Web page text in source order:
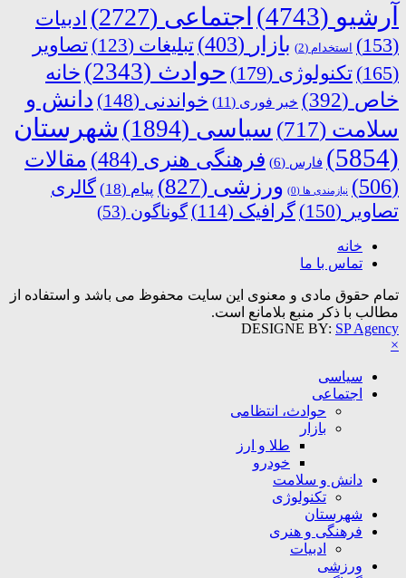
آرشیو (4743) اجتماعی (2727)
ادبیات
(153)
استخدام (2) بازار (403) تبلیغات (123)
تصاویر
(165)
تکنولوژی (179) حوادث (2343)
خانه
خاص (392) خبر فوری (11) خواندنی (148)
دانش و
سلامت (717) سیاسی (1894)
شهرستان
(5854)
فارس (6) فرهنگی هنری (484)
مقالات
(506)
نیازمندی ها (0) ورزشی (827) پیام (18)
گالری
تصاویر (150) گرافیک (114) گوناگون (53)
خانه
تماس با ما
تمام حقوق مادی و معنوی این سایت محفوظ می باشد و استفاده از
مطالب با ذکر منبع بلامانع است.
DESIGNE BY: SP Agency
×
سیاسی
اجتماعی
حوادث، انتظامی
بازار
طلا و ارز
خودرو
دانش و سلامت
تکنولوژی
شهرستان
فرهنگی و هنری
ادبیات
ورزشی